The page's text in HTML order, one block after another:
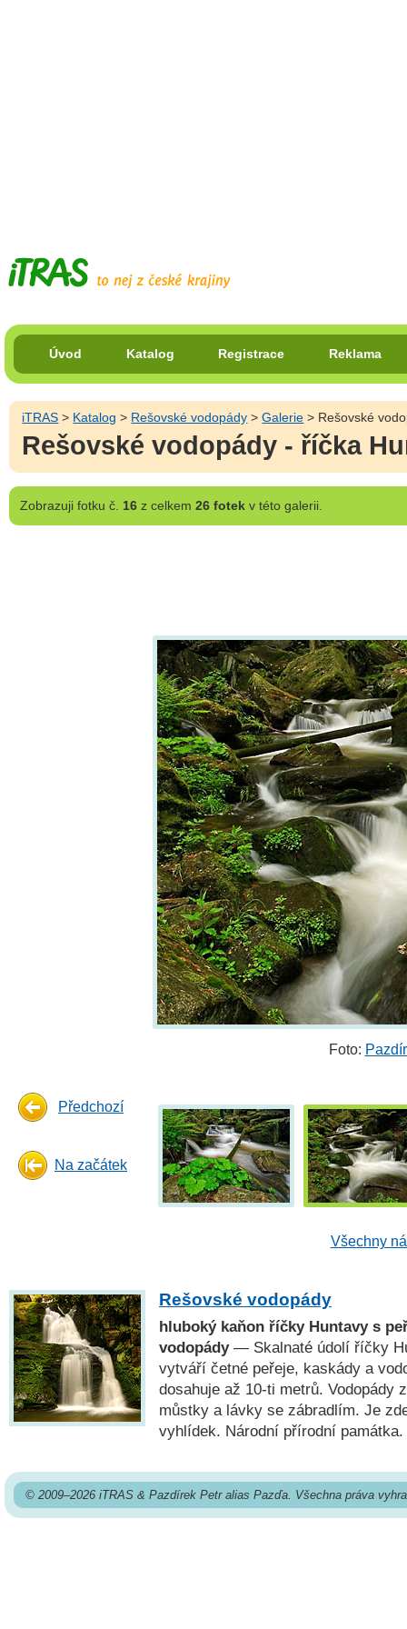
Úvod Katalog Registrace Reklama
iTRAS > Katalog > Rešovské vodopády >Galerie > Rešovské
Rešovské vodopády - říčka
Zobrazujifotku č. 16z celkem 26 fotekv této galerii.
Foto:
Předchozí
Na začátek
Všechny
Rešovské vodopády
hluboký kaňon říčky Huntavy s
vodopády— Skalnaté údolí říčky
vytváří četné peřeje, kaskády a
dosahuje až 10-ti metrů. Vodopády
můstky a lávky se zábradlím. Je
vyhlídek. Národní přírodní památka.
© 2009–2026 iTRAS & Pazdírek Petr alias Pazďa. Všechna práva